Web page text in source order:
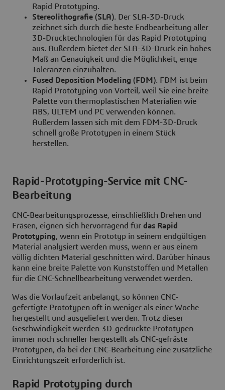
Rapid Prototyping.
Stereolithografie (SLA). Der SLA-3D-Druck
zeichnet sich durch die beste Endbearbeitung aller
3D-Drucktechnologien für das Rapid Prototyping
aus. Außerdem bietet der SLA-3D-Druck ein hohes
Maß an Genauigkeit und die Möglichkeit, enge
Toleranzen einzuhalten.
Fused Deposition Modeling (FDM). FDM ist beim
Rapid Prototyping von Vorteil, weil Sie eine breite
Palette von thermoplastischen Materialien wie
ABS, ULTEM und PC verwenden können.
Außerdem lassen sich mit dem FDM-3D-Druck
schnell große Prototypen in einem Stück
herstellen.
Rapid-Prototyping-Service mit CNC-
Bearbeitung
CNC-Bearbeitungsprozesse, einschließlich Drehen und
Fräsen, eignen sich hervorragend für das Rapid
Prototyping, wenn ein Prototyp in seinem endgültigen
Material analysiert werden muss, wenn er aus einem
völlig dichten Material geschnitten wird. Darüber hinaus
kann eine breite Palette von Kunststoffen und Metallen
für die CNC-Schnellbearbeitung verwendet werden.
Was die Vorlaufzeit anbelangt, so können CNC-
gefertigte Prototypen oft in weniger als einer Woche
hergestellt und ausgeliefert werden. Trotz dieser
Geschwindigkeit werden 3D-gedruckte Prototypen
immer noch schneller hergestellt als CNC-gefräste
Prototypen, da bei der CNC-Bearbeitung eine zusätzliche
Einrichtungszeit erforderlich ist.
Rapid Prototyping durch